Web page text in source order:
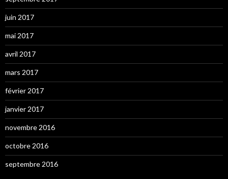
juin 2017
mai 2017
avril 2017
mars 2017
février 2017
janvier 2017
novembre 2016
octobre 2016
septembre 2016